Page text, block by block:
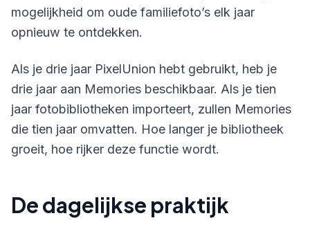
mogelijkheid om oude familiefoto’s elk jaar
opnieuw te ontdekken.
Als je drie jaar PixelUnion hebt gebruikt, heb je
drie jaar aan Memories beschikbaar. Als je tien
jaar fotobibliotheken importeert, zullen Memories
die tien jaar omvatten. Hoe langer je bibliotheek
groeit, hoe rijker deze functie wordt.
De dagelijkse praktijk